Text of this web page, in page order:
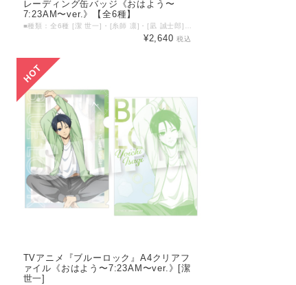
レーディング缶バッジ《おはよう〜
7:23AM〜ver.》【全6種】
¥2,640税込
TVアニメ『ブルーロック』A4クリアフ
ァイル《おはよう〜7:23AM〜ver.》[潔
世一]